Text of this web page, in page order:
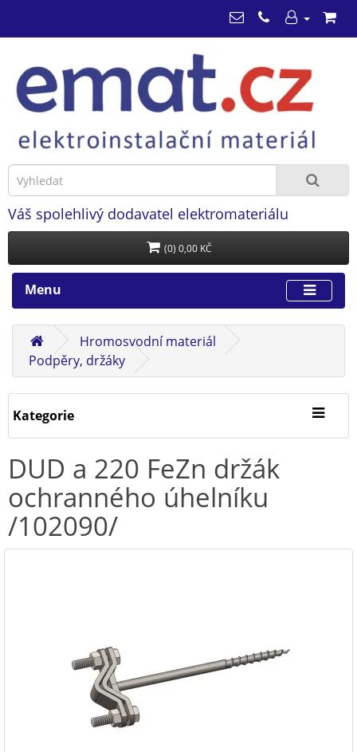
Váš spolehlivý dodavatel elektromateriálu
(0) 0,00 KČ
Menu
Hromosvodní materiál
Podpěry, držáky
Kategorie
DUD a 220 FeZn držák
ochranného úhelníku
/102090/